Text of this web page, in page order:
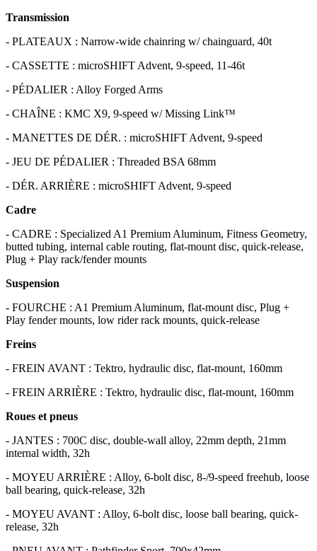
Transmission
- PLATEAUX : Narrow-wide chainring w/ chainguard, 40t
- CASSETTE : microSHIFT Advent, 9-speed, 11-46t
- PÉDALIER : Alloy Forged Arms
- CHAÎNE : KMC X9, 9-speed w/ Missing Link™
- MANETTES DE DÉR. : microSHIFT Advent, 9-speed
- JEU DE PÉDALIER : Threaded BSA 68mm
- DÉR. ARRIÈRE : microSHIFT Advent, 9-speed
Cadre
- CADRE : Specialized A1 Premium Aluminum, Fitness Geometry,
butted tubing, internal cable routing, flat-mount disc, quick-release,
Plug + Play rack/fender mounts
Suspension
- FOURCHE : A1 Premium Aluminum, flat-mount disc, Plug +
Play fender mounts, low rider rack mounts, quick-release
Freins
- FREIN AVANT : Tektro, hydraulic disc, flat-mount, 160mm
- FREIN ARRIÈRE : Tektro, hydraulic disc, flat-mount, 160mm
Roues et pneus
- JANTES : 700C disc, double-wall alloy, 22mm depth, 21mm
internal width, 32h
- MOYEU ARRIÈRE : Alloy, 6-bolt disc, 8-/9-speed freehub, loose
ball bearing, quick-release, 32h
- MOYEU AVANT : Alloy, 6-bolt disc, loose ball bearing, quick-
release, 32h